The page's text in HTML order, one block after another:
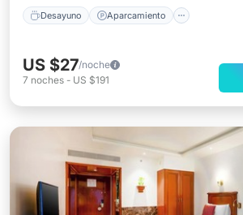
Desayuno Aparcamiento
US $27/noche
7 noches - US $191